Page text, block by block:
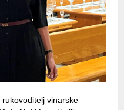
vinarske